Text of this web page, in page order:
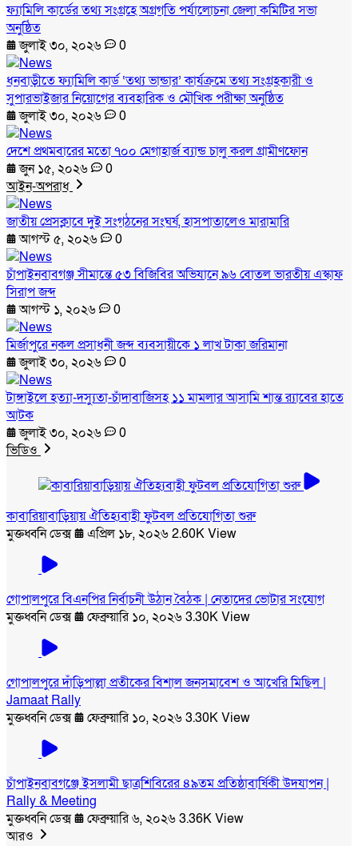
ফ্যামিলি কার্ডের তথ্য সংগ্রহে অগ্রগতি পর্যালোচনা জেলা কমিটির সভা
অনুষ্ঠিত
জুলাই ৩০, ২০২৬
0
ধনবাড়ীতে ফ্যামিলি কার্ড ‘তথ্য ভান্ডার’ কার্যক্রমে তথ্য সংগ্রহকারী ও
সুপারভাইজার নিয়োগের ব্যবহারিক ও মৌখিক পরীক্ষা অনুষ্ঠিত
জুলাই ৩০, ২০২৬
0
দেশে প্রথমবারের মতো ৭০০ মেগাহার্জ ব্যান্ড চালু করল গ্রামীণফোন
জুন ১৫, ২০২৬
0
আইন-অপরাধ
জাতীয় প্রেসক্লাবে দুই সংগঠনের সংঘর্ষ, হাসপাতালেও মারামারি
আগস্ট ৫, ২০২৬
0
চাঁপাইনবাবগঞ্জ সীমান্তে ৫৩ বিজিবির অভিযানে ৯৬ বোতল ভারতীয় এস্কাফ
সিরাপ জব্দ
আগস্ট ১, ২০২৬
0
মির্জাপুরে নকল প্রসাধনী জব্দ ব্যবসায়ীকে ১ লাখ টাকা জরিমানা
জুলাই ৩০, ২০২৬
0
টাঙ্গাইলে হত্যা-দস্যুতা-চাঁদাবাজিসহ ১১ মামলার আসামি শান্ত র‍্যাবের হাতে
আটক
জুলাই ৩০, ২০২৬
0
ভিডিও
কাবারিয়াবাড়িয়ায় ঐতিহ্যবাহী ফুটবল প্রতিযোগিতা শুরু
মুক্তধ্বনি ডেক্স
এপ্রিল ১৮, ২০২৬2.60K View
গোপালপুরে বিএনপির নির্বাচনী উঠান বৈঠক | নেতাদের ভোটার সংযোগ
মুক্তধ্বনি ডেক্স
ফেব্রুয়ারি ১০, ২০২৬3.30K View
গোপালপুরে দাঁড়িপাল্লা প্রতীকের বিশাল জনসমাবেশ ও আখেরি মিছিল |
Jamaat Rally
মুক্তধ্বনি ডেক্স
ফেব্রুয়ারি ১০, ২০২৬3.30K View
চাঁপাইনবাবগঞ্জে ইসলামী ছাত্রশিবিরের ৪৯তম প্রতিষ্ঠাবার্ষিকী উদযাপন |
Rally & Meeting
মুক্তধ্বনি ডেক্স
ফেব্রুয়ারি ৬, ২০২৬3.36K View
আরও